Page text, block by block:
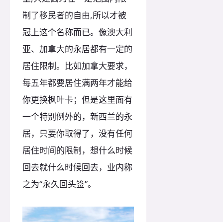
制了移民者的自由,所以才被
冠上这个名称而已。像澳大利
亚、加拿大的永居都有一定的
居住限制。比如加拿大要求，
每五年都要居住满两年才能给
你更换枫叶卡；但是这里面有
一个特别例外的，新西兰的永
居，只要你取得了，没有任何
居住时间的限制，想什么时候
回去就什么时候回去，业内称
之为“永久回头签”。